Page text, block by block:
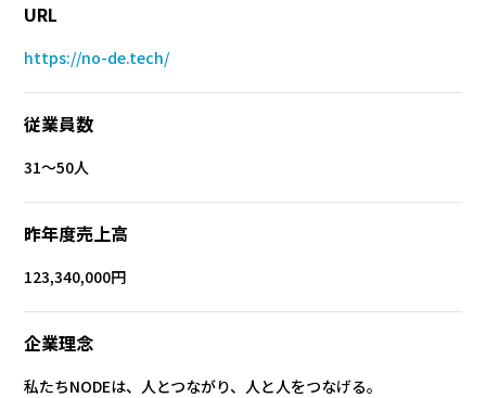
URL
https://no-de.tech/
従業員数
31～50人
昨年度売上高
123,340,000円
企業理念
私たちNODEは、人とつながり、人と人をつなげる。